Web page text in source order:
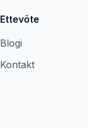
Ettevõte
Blogi
Kontakt